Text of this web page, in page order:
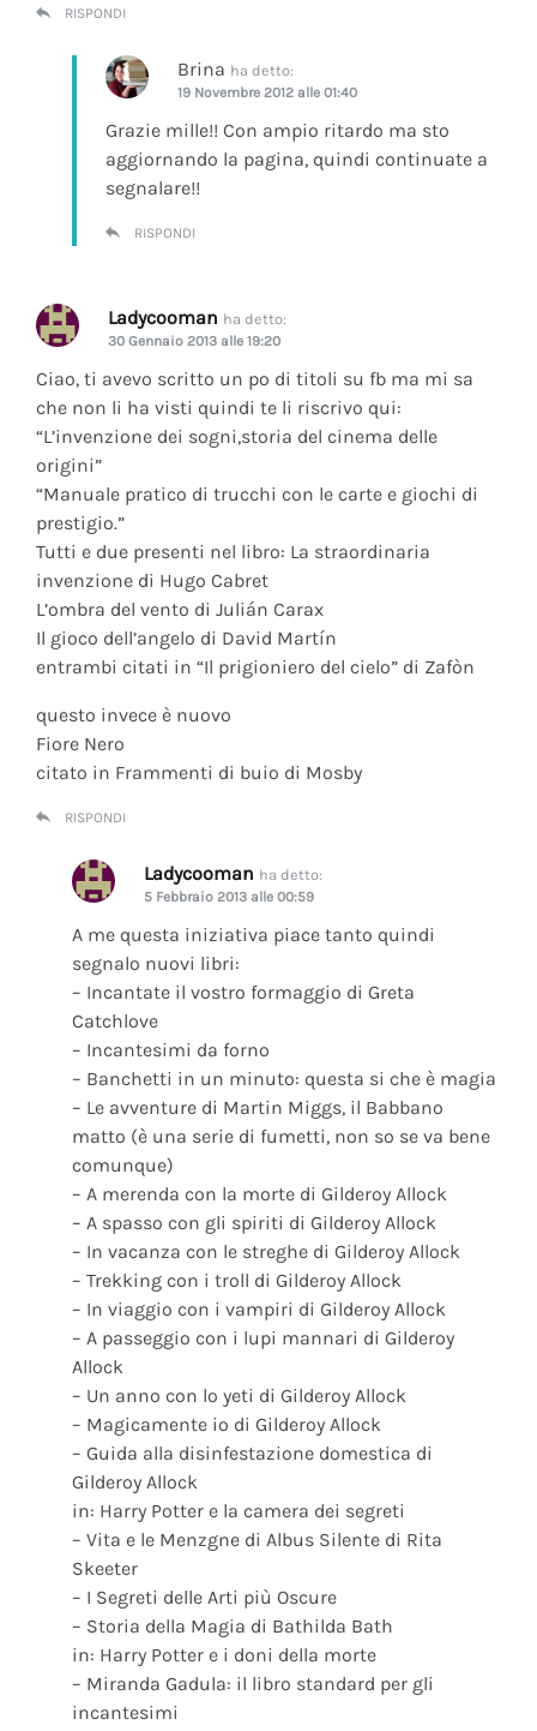
RISPONDI
Brina ha detto:
19 Novembre 2012 alle 01:40
Grazie mille!! Con ampio ritardo ma sto
aggiornando la pagina, quindi continuate a
segnalare!!
RISPONDI
Ladycooman ha detto:
30 Gennaio 2013 alle 19:20
Ciao, ti avevo scritto un po di titoli su fb ma mi sa
che non li ha visti quindi te li riscrivo qui:
“L’invenzione dei sogni,storia del cinema delle
origini”
“Manuale pratico di trucchi con le carte e giochi di
prestigio.”
Tutti e due presenti nel libro: La straordinaria
invenzione di Hugo Cabret
L’ombra del vento di Julián Carax
Il gioco dell’angelo di David Martín
entrambi citati in “Il prigioniero del cielo” di Zafòn
questo invece è nuovo
Fiore Nero
citato in Frammenti di buio di Mosby
RISPONDI
Ladycooman ha detto:
5 Febbraio 2013 alle 00:59
A me questa iniziativa piace tanto quindi
segnalo nuovi libri:
– Incantate il vostro formaggio di Greta
Catchlove
– Incantesimi da forno
– Banchetti in un minuto: questa si che è magia
– Le avventure di Martin Miggs, il Babbano
matto (è una serie di fumetti, non so se va bene
comunque)
– A merenda con la morte di Gilderoy Allock
– A spasso con gli spiriti di Gilderoy Allock
– In vacanza con le streghe di Gilderoy Allock
– Trekking con i troll di Gilderoy Allock
– In viaggio con i vampiri di Gilderoy Allock
– A passeggio con i lupi mannari di Gilderoy
Allock
– Un anno con lo yeti di Gilderoy Allock
– Magicamente io di Gilderoy Allock
– Guida alla disinfestazione domestica di
Gilderoy Allock
in: Harry Potter e la camera dei segreti
– Vita e le Menzgne di Albus Silente di Rita
Skeeter
– I Segreti delle Arti più Oscure
– Storia della Magia di Bathilda Bath
in: Harry Potter e i doni della morte
– Miranda Gadula: il libro standard per gli
incantesimi